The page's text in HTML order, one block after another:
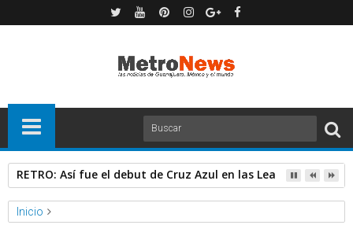
RETRO: Así fue el debut de Cruz Azul en las Leagues Cup...
Inicio